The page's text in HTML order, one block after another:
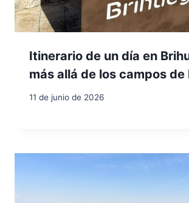
Itinerario de un día en
más allá de los campos de
11 de junio de 2026